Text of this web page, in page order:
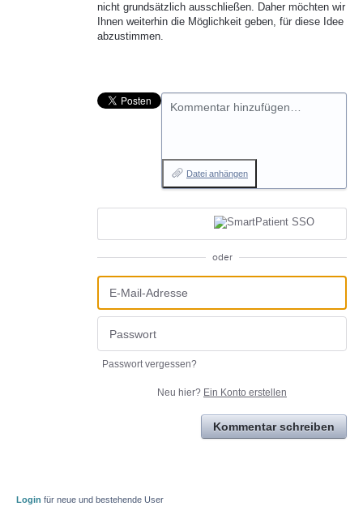
nicht grundsätzlich ausschließen. Daher möchten wir
Ihnen weiterhin die Möglichkeit geben, für diese Idee
abzustimmen.
Kommentar hinzufügen…
Datei anhängen
oder
Passwort vergessen?
Neu hier? Ein Konto erstellen
Kommentar schreiben
Login für neue und bestehende User